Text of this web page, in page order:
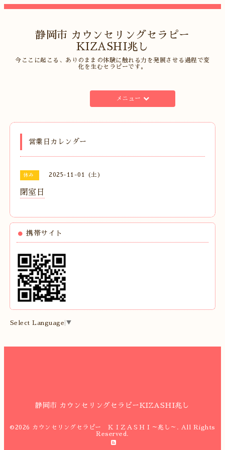
静岡市 カウンセリングセラピー
KIZASHI兆し
今ここに起こる、ありのままの体験に触れる力を発展させる過程で変
化を生むセラピーです。
メニュー
営業日カレンダー
休み 2025-11-01 (土)
閉室日
携帯サイト
Select Language ▼
静岡市 カウンセリングセラピーKIZASHI兆し
©2026 カウンセリングセラピー ＫＩＺＡＳＨＩ～兆し～ . All Rights
Reserved.